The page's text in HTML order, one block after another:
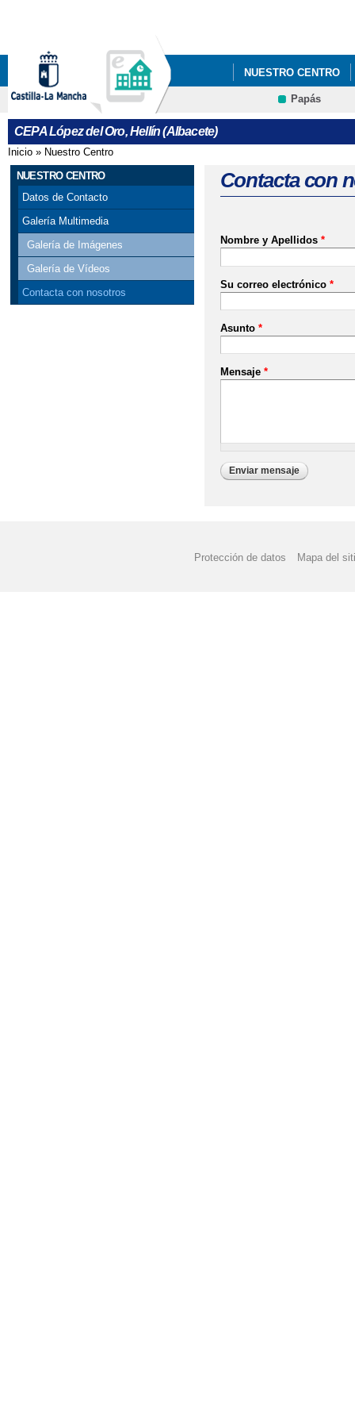
NUESTRO CENTRO
DEPARTAMENTOS
Papás
CEPA López del Oro, Hellín (Albacete)
Se encuentra usted aquí
Inicio » Nuestro Centro
NUESTRO CENTRO
Datos de Contacto
Galería Multimedia
Galería de Imágenes
Galería de Vídeos
Contacta con nosotros
Contacta con
Nombre y Apellidos *
Su correo electrónico *
Asunto *
Mensaje *
Protección de datos Mapa del